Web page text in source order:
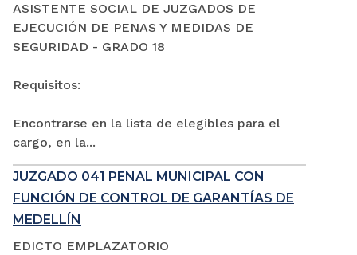
ASISTENTE SOCIAL DE JUZGADOS DE
EJECUCIÓN DE PENAS Y MEDIDAS DE
SEGURIDAD - GRADO 18
Requisitos:
Encontrarse en la lista de elegibles para el
cargo, en la...
JUZGADO 041 PENAL MUNICIPAL CON
FUNCIÓN DE CONTROL DE GARANTÍAS DE
MEDELLÍN
EDICTO EMPLAZATORIO